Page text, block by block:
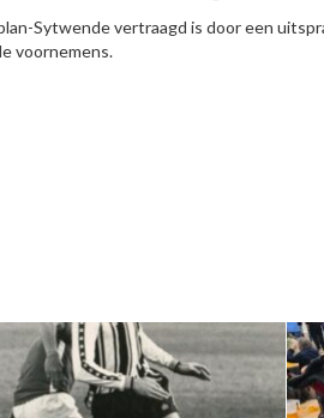
Sytwende vertraagd is door een
voornemens.